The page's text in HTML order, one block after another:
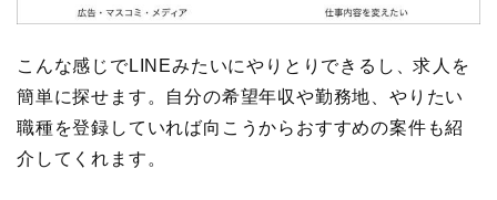
こんな感じでLINEみたいにやりとりできるし、求人を
簡単に探せます。自分の希望年収や勤務地、やりたい
職種を登録していれば向こうからおすすめの案件も紹
介してくれます。